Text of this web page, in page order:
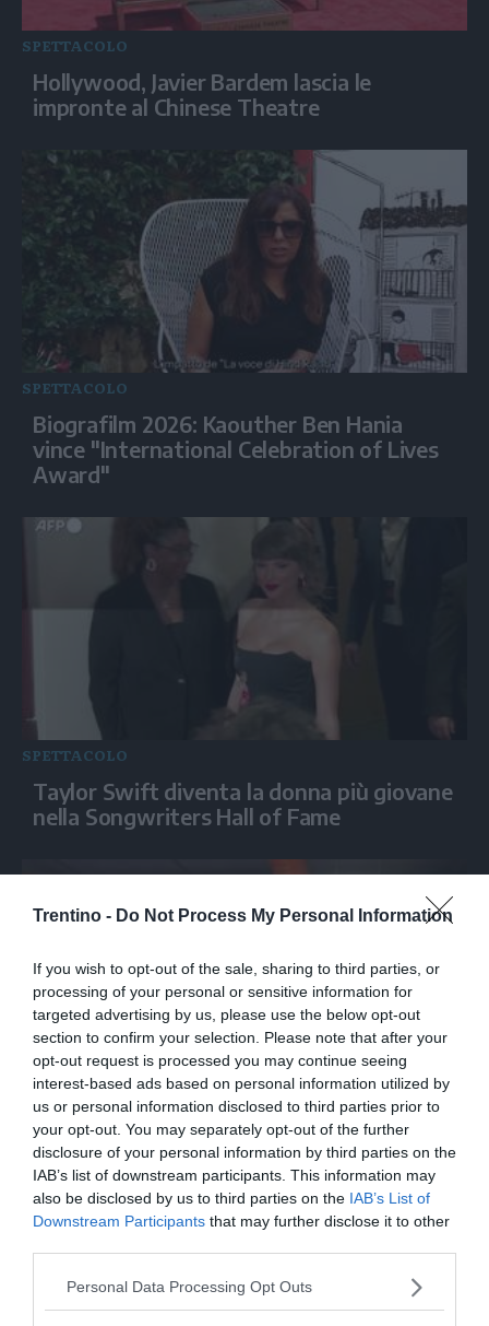
Trentino - Do Not Process My Personal Information
If you wish to opt-out of the sale, sharing to third parties, or
processing of your personal or sensitive information for
targeted advertising by us, please use the below opt-out
section to confirm your selection. Please note that after your
opt-out request is processed you may continue seeing
interest-based ads based on personal information utilized by
us or personal information disclosed to third parties prior to
your opt-out. You may separately opt-out of the further
disclosure of your personal information by third parties on the
IAB’s list of downstream participants. This information may
also be disclosed by us to third parties on the IAB’s List of
Downstream Participants that may further disclose it to other
Personal Data Processing Opt Outs
SPETTACOLO
Hollywood, Javier Bardem lascia le
impronte al Chinese Theatre
SPETTACOLO
Biografilm 2026: Kaouther Ben Hania
vince "International Celebration of Lives
Award"
SPETTACOLO
Taylor Swift diventa la donna più giovane
nella Songwriters Hall of Fame
Ligabue: “Io a Sanremo come ospite? Mai
dire mai”